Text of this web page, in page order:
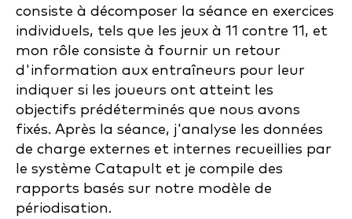
consiste à décomposer la séance en exercices
individuels, tels que les jeux à 11 contre 11, et
mon rôle consiste à fournir un retour
d'information aux entraîneurs pour leur
indiquer si les joueurs ont atteint les
objectifs prédéterminés que nous avons
fixés. Après la séance, j'analyse les données
de charge externes et internes recueillies par
le système Catapult et je compile des
rapports basés sur notre modèle de
périodisation.